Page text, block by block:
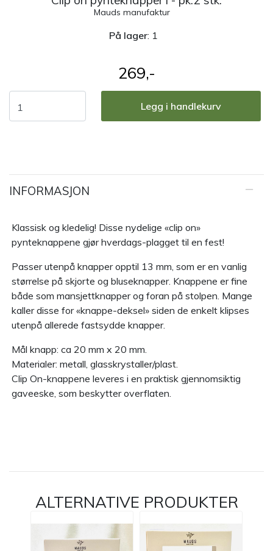
Mauds manufaktur
På lager: 1
269,-
Legg i handlekurv
INFORMASJON
Klassisk og kledelig! Disse nydelige «clip on»
pynteknappene gjør hverdags-plagget til en fest!
Passer utenpå knapper opptil 13 mm, som er en vanlig
størrelse på skjorte og bluseknapper. Knappene er fine
både som mansjettknapper og foran på stolpen. Mange
kaller disse for «knappe-deksel» siden de enkelt klipses
utenpå allerede fastsydde knapper.
Mål knapp: ca 20 mm x 20 mm.
Materialer: metall, glasskrystaller/plast.
Clip On-knappene leveres i en praktisk gjennomsiktig
gaveeske, som beskytter overflaten.
ALTERNATIVE PRODUKTER